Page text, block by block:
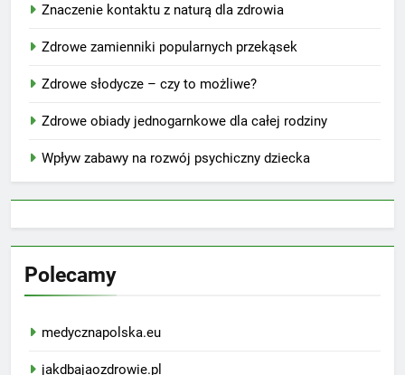
Znaczenie kontaktu z naturą dla zdrowia
Zdrowe zamienniki popularnych przekąsek
Zdrowe słodycze – czy to możliwe?
Zdrowe obiady jednogarnkowe dla całej rodziny
Wpływ zabawy na rozwój psychiczny dziecka
Polecamy
medycznapolska.eu
jakdbajaozdrowie.pl